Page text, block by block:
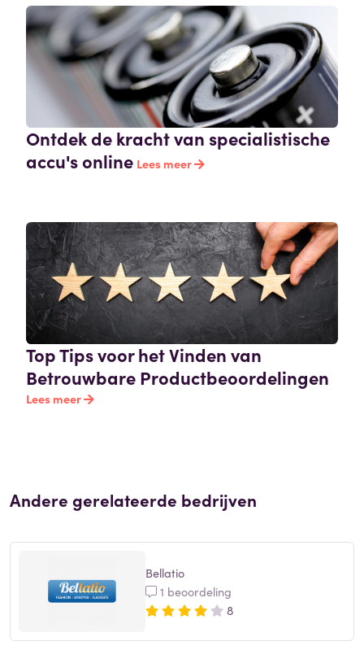
Ontdek de kracht van specialistische
accu's online Lees meer
Top Tips voor het Vinden van
Betrouwbare Productbeoordelingen
Lees meer
Andere gerelateerde bedrijven
Bellatio
1 beoordeling
8